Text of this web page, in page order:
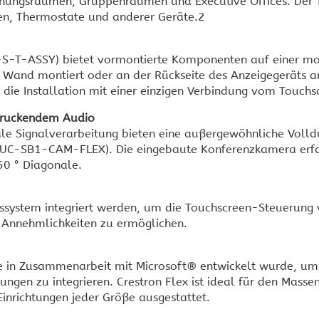
Thermostate und anderer Geräte.2
T-ASSY) bietet vormontierte Komponenten auf einer
montiert oder an der Rückseite des Anzeigegeräts
Installation mit einer einzigen Verbindung vom
Audio
Signalverarbeitung bieten eine außergewöhnliche
SB1-CAM-FLEX). Die eingebaute Konferenzkamera
° Diagonale.
integriert werden, um die Touchscreen-
zu ermöglichen.
in Zusammenarbeit mit Microsoft® entwickelt wurde,
zu integrieren. Crestron Flex ist ideal für den
jeder Größe ausgestattet.